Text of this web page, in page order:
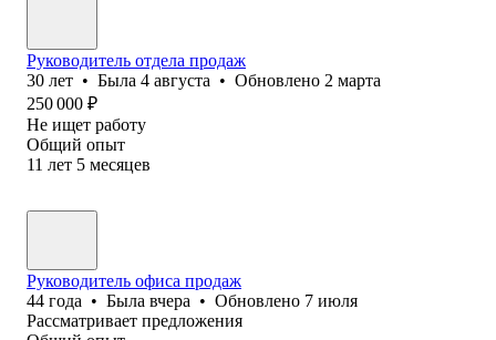
Руководитель отдела продаж
30 лет • Была 4 августа • Обновлено 2 марта
250 000 ₽
Не ищет работу
Общий опыт
11 лет 5 месяцев
Руководитель офиса продаж
44 года • Была вчера • Обновлено 7 июля
Рассматривает предложения